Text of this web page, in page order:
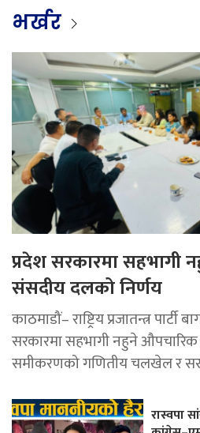
भर्खर
प्रदेश सरकारमा सहभागी
संसदीय दलको निर्णय
काठमाडौं– राष्ट्रिय प्रजातन्त्र
सरकारमा सहभागी नहुने औपचारिक
समीकरणको गणितीय चलखेल र
रास्वपा